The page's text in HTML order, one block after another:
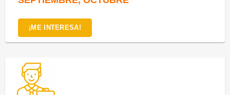
¡ME INTERESA!